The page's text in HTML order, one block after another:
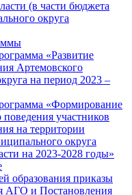
(в части бюджета
округа
«Развитие
Артемовского
на период 2023 –
«Формирование
участников
на территории
округа
на 2023-2028 годы»
образования приказы
АГО и Постановления